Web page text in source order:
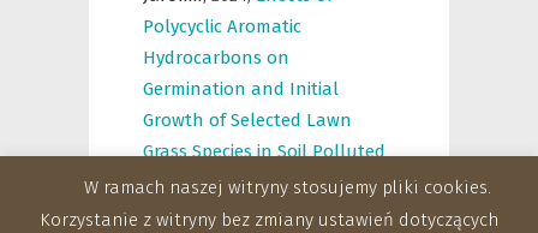
Polycyclic Aromatic
Hydrocarbons on
Germination and Initial
Growth of Selected Lawn
Grass Species in Soil Polluted
with PAHs ,Journal of
Ecological Engineering (JEE),
W ramach naszej witryny stosujemy pliki cookies.
Korzystanie z witryny bez zmiany ustawień dotyczących